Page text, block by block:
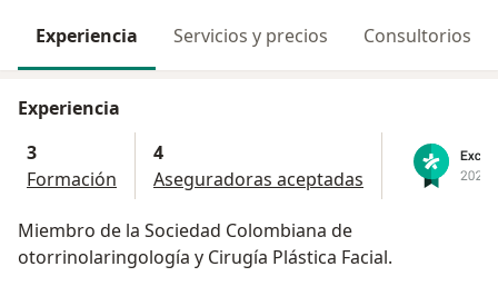
Experiencia Servicios y precios Consultorios
Experiencia
3
Formación
4
Aseguradoras aceptadas
Miembro de la Sociedad Colombiana de
otorrinolaringología y Cirugía Plástica Facial.